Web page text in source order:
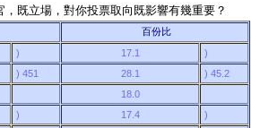
既立場，對你投票取向既影響有幾重要？
百份比
) 17.1
)
) 451 28.1
) 45.2
18.0
) 17.4
)